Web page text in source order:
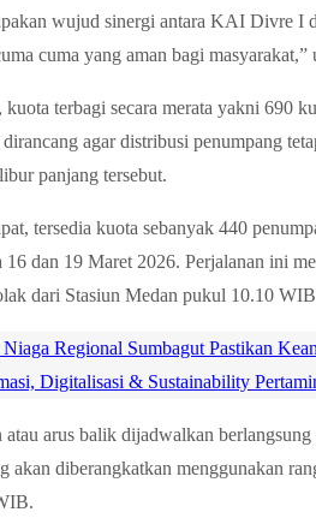
wujud sinergi antara KAI Divre I
cuma yang aman bagi masyarakat,”
kuota terbagi secara merata yakni 690
agar distribusi penumpang
panjang tersebut.
tersedia kuota sebanyak 440
dan 19 Maret 2026. Perjalanan ini
dari Stasiun Medan pukul 10.10
Niaga Regional Sumbagut Pastikan
Digitalisasi & Sustainability
atau arus balik dijadwalkan
akan diberangkatkan menggunakan